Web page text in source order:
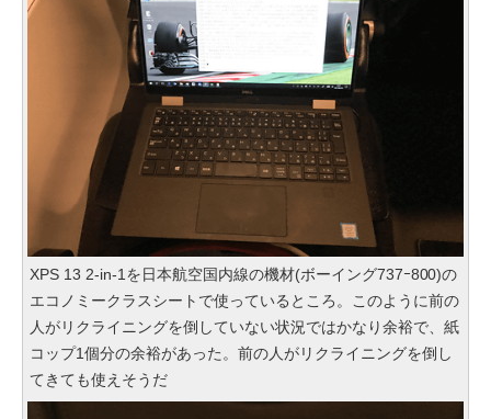
XPS 13 2-in-1を日本航空国内線の機材(ボーイング737ｰ800)の
エコノミークラスシートで使っているところ。このように前の
人がリクライニングを倒していない状況ではかなり余裕で、紙
コップ1個分の余裕があった。前の人がリクライニングを倒し
てきても使えそうだ